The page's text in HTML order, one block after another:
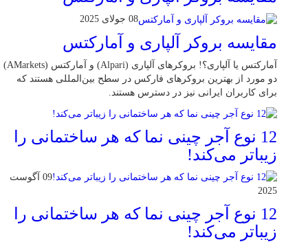
08 جولای 2025
مقایسه بروکر آلپاری و آمارکتس
آمارکتس یا آلپاری؟! بروکرهای آلپاری (Alpari) و آمارکتس (AMarkets)
دو مورد از بهترین بروکرهای فارکس در سطح بین‌المللی هستند که
برای کاربران ایرانی نیز در دسترس هستند.
12 نوع آجر چینی نما که هر ساختمانی را
زیباتر می‌کند!
09 آگوست
2025
12 نوع آجر چینی نما که هر ساختمانی را
زیباتر می‌کند!